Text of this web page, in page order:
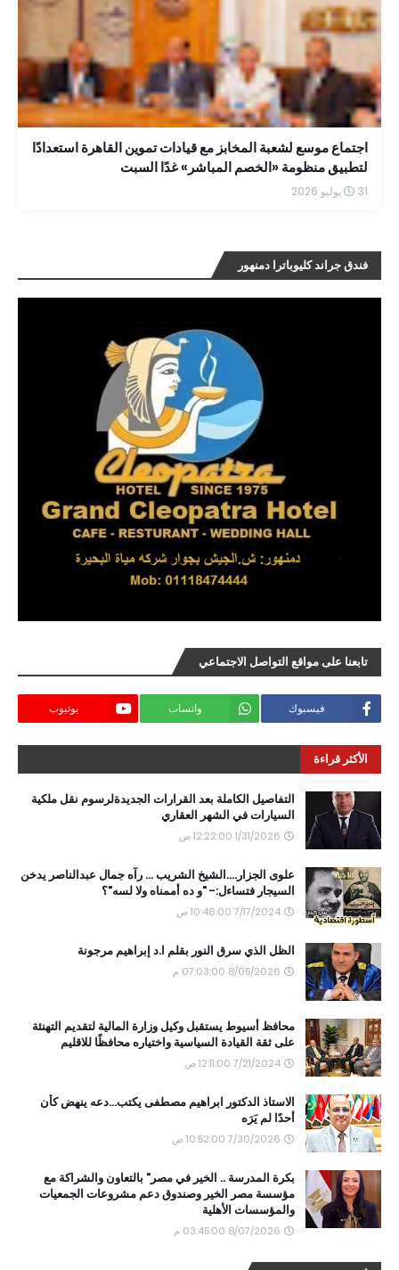
اجتماع موسع لشعبة المخابز مع قيادات تموين القاهرة استعدادًا
لتطبيق منظومة «الخصم المباشر» غدًا السبت
31 يوليو 2026
فندق جراند كليوباترا دمنهور
تابعنا على مواقع التواصل الاجتماعي
فيسبوك واتساب يوتيوب
الأكثر قراءة
التفاصيل الكاملة بعد القرارات الجديدةلرسوم نقل ملكية
السيارات في الشهر العقاري
1/31/2026 12:22:00 ص
علوى الجزار....الشيخ الشريب ... رآه جمال عبدالناصر يدخن
السيجار فتساءل:- "و ده أممناه ولا لسه"؟
7/17/2024 10:46:00 ص
الظل الذي سرق النور بقلم ا.د إبراهيم مرجونة
8/05/2026 07:03:00 م
محافظ أسيوط يستقبل وكيل وزارة المالية لتقديم التهنئة
على ثقة القيادة السياسية واختياره محافظًا للاقليم
7/21/2024 12:11:00 ص
الاستاذ الدكتور ابراهيم مصطفى يكتب...دعه ينهض كأن
أحدًا لم يَرَه
7/30/2026 10:52:00 ص
بكرة المدرسة .. الخير في مصر" بالتعاون والشراكة مع
مؤسسة مصر الخير وصندوق دعم مشروعات الجمعيات
والمؤسسات الأهلية
8/07/2026 03:45:00 م